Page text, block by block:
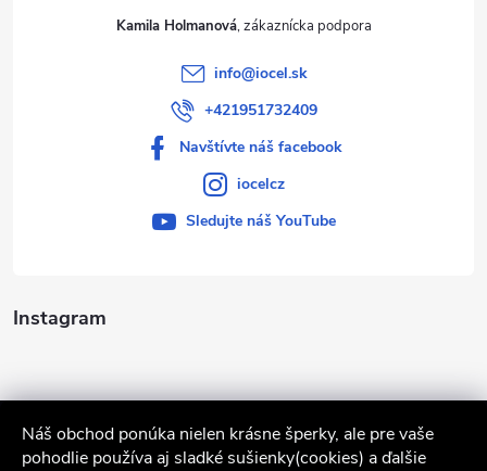
Náš obchod ponúka nielen krásne šperky, ale pre vaše
pohodlie používa aj sladké sušienky(cookies) a ďalšie
Instagram
Kamila Holmanová
info@iocel.sk
+421951732409
Navštívte náš facebook
iocelcz
Sledujte náš YouTube